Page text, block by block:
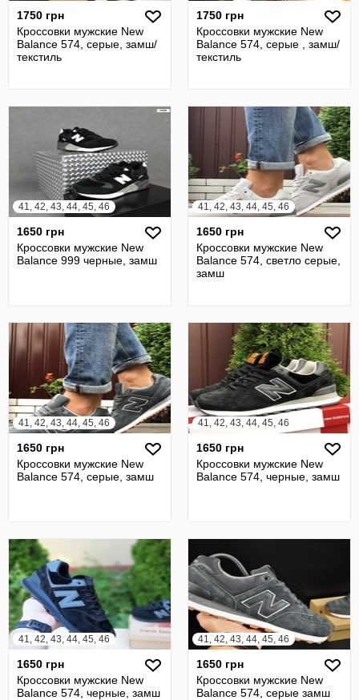
1750 грн
Кроссовки мужские New
Balance 574, серые, замш/
текстиль
1750 грн
Кроссовки мужские New
Balance 574, серые , замш/
текстиль
41, 42, 43, 44, 45, 46
1650 грн
Кроссовки мужские New
Balance 999 черные, замш
41, 42, 43, 44, 45, 46
1650 грн
Кроссовки мужские New
Balance 574, светло серые,
замш
41, 42, 43, 44, 45, 46
1650 грн
Кроссовки мужские New
Balance 574, серые, замш
41, 42, 43, 44, 45, 46
1650 грн
Кроссовки мужские New
Balance 574, черные, замш
41, 42, 43, 44, 45, 46
1650 грн
Кроссовки мужские New
Balance 574, черные, замш
41, 42, 43, 44, 45, 46
1650 грн
Кроссовки мужские New
Balance 574, серые замш